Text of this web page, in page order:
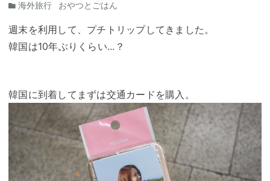
海外旅行 おやつとごはん
週末を利用して、プチトリップしてきました。
韓国は10年ぶりくらい...？
韓国に到着してまずは交通カードを購入。